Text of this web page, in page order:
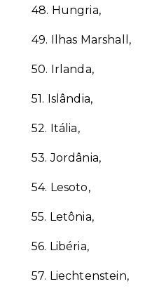
48. Hungria,
49. Ilhas Marshall,
50. Irlanda,
51. Islândia,
52. Itália,
53. Jordânia,
54. Lesoto,
55. Letônia,
56. Libéria,
57. Liechtenstein,